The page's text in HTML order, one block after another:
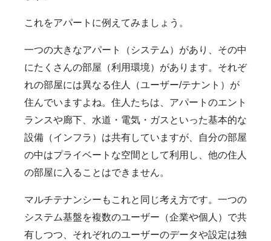
これをアパートに例えてみましょう。
一つの大きなアパート（システム）があり、その中
にたくさんの部屋（利用環境）があります。それぞ
れの部屋には異なる住人（ユーザー/テナント）が
住んでいますよね。住人たちは、アパートのエント
ランスや廊下、水道・電気・ガスといった基本的な
設備（インフラ）は共有していますが、自分の部屋
の中はプライベートな空間として利用し、他の住人
の部屋に入ることはできません。
マルチテナンシーもこれと同じ考え方です。一つの
システム基盤を複数のユーザー（企業や個人）で共
有しつつ、それぞれのユーザーのデータや設定は独